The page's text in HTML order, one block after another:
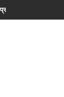
लिया। "हर